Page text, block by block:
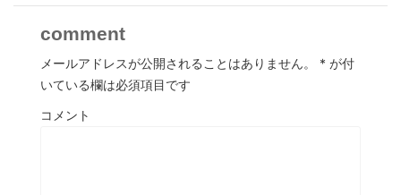
comment
メールアドレスが公開されることはありません。 * が付
いている欄は必須項目です
コメント